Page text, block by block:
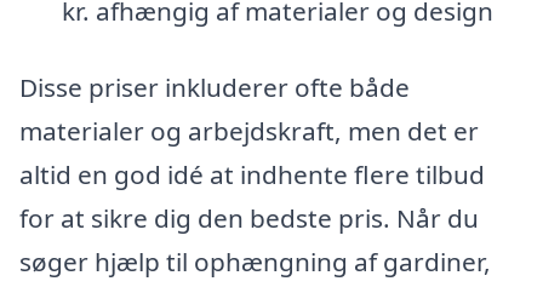
kr. afhængig af materialer og design
Disse priser inkluderer ofte både
materialer og arbejdskraft, men det er
altid en god idé at indhente flere tilbud
for at sikre dig den bedste pris. Når du
søger hjælp til ophængning af gardiner,